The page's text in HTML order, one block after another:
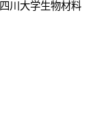
川大学生物材料